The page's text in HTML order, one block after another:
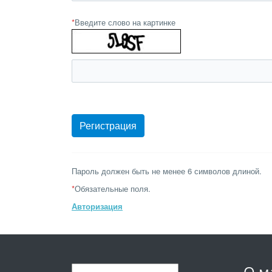
*Введите слово на картинке
Пароль должен быть не менее 6 символов длиной.
*Обязательные поля.
Авторизация